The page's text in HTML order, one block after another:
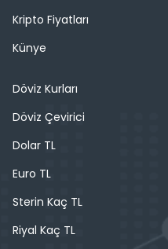
Kripto Fiyatları
Künye
Döviz Kurları
Döviz Çevirici
Dolar TL
Euro TL
Sterin Kaç TL
Riyal Kaç TL